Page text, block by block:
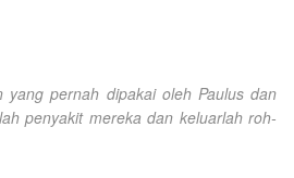
pernah dipakai oleh Paulus dan
penyakit mereka dan keluarlah roh-